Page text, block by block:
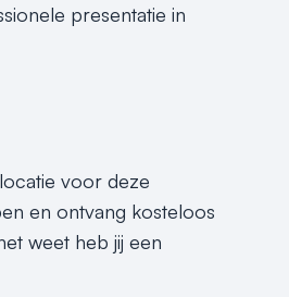
presentatie in
voor deze
en ontvang kosteloos
weet heb jij een